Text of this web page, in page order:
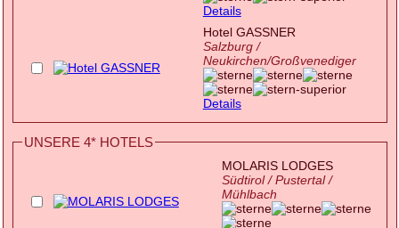
Details
Hotel GASSNER
Salzburg /
Neukirchen/Großvenediger
Details
UNSERE 4* HOTELS
MOLARIS LODGES
Südtirol / Pustertal /
Mühlbach